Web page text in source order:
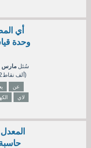
أي
وحدة
سُئل مارس 11، 2025
202ألف نقاط)
عن
لاي